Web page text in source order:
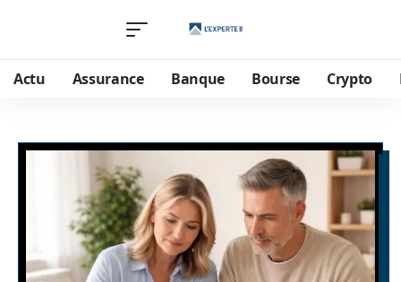
Actu Assurance Banque Bourse Crypto